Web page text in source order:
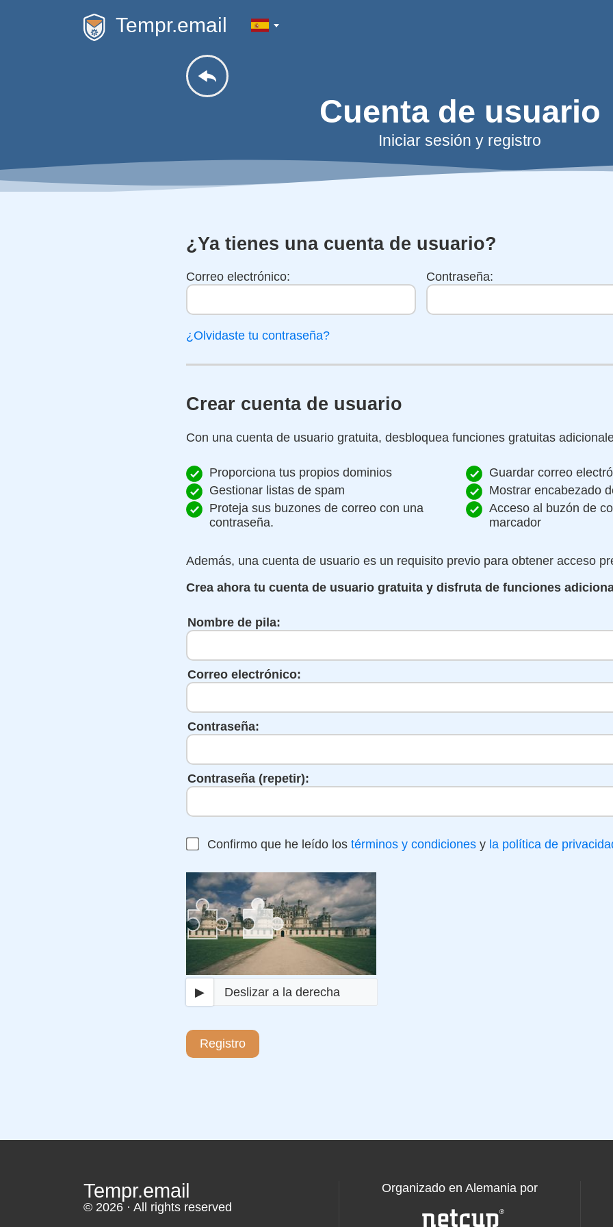
Tempr.email
Cuenta de usuario
Iniciar sesión y registro
¿Ya tienes una cuenta de usuario?
Correo electrónico: Contraseña:
¿Olvidaste tu contraseña?
Crear cuenta de usuario
Con una cuenta de usuario gratuita, desbloquea funciones gratuitas
Proporciona tus propios dominios
Gestionar listas de spam
Proteja sus buzones de correo con una
contraseña.
Guardar correo
Mostrar encabezado
Acceso al buzón de
marcador
Además, una cuenta de usuario es un requisito previo para obtener acceso
Crea ahora tu cuenta de usuario gratuita y disfruta de funciones
Nombre de pila:
Correo electrónico:
Contraseña:
Contraseña (repetir):
Confirmo que he leído los términos y condiciones y la política de
▶ Deslizar a la derecha
Registro
Tempr.email
© 2026 · All rights reserved
Organizado en Alemania por